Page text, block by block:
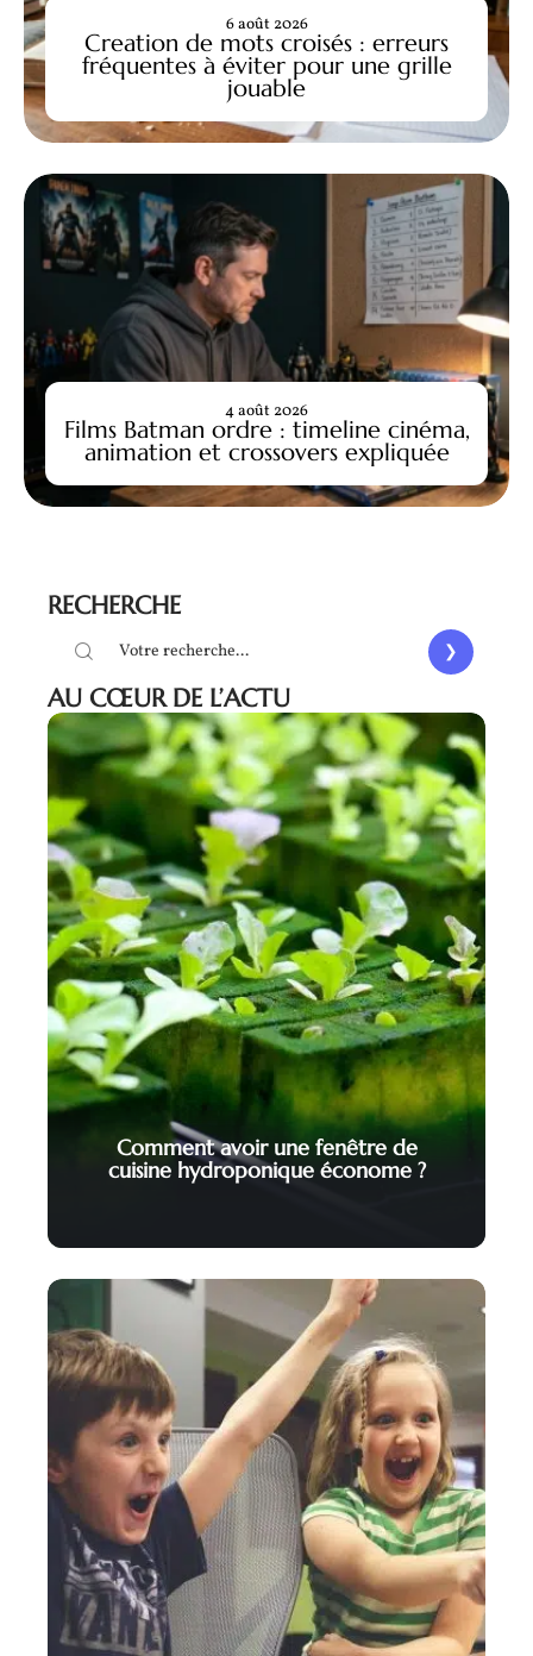
Creation de mots croisés : erreurs
fréquentes à éviter pour une grille
jouable
6 août 2026
Films Batman ordre : timeline cinéma,
animation et crossovers expliquée
4 août 2026
RECHERCHE
AU CŒUR DE L’ACTU
Comment avoir une fenêtre de
cuisine hydroponique économe ?